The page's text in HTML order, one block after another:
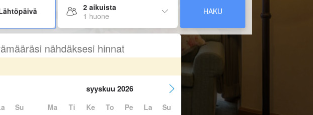
2 aikuista
1 huone
HAKU
nähdäksesi hinnat
Su
syyskuu 2026
Ma Ti Ke To Pe La
Su